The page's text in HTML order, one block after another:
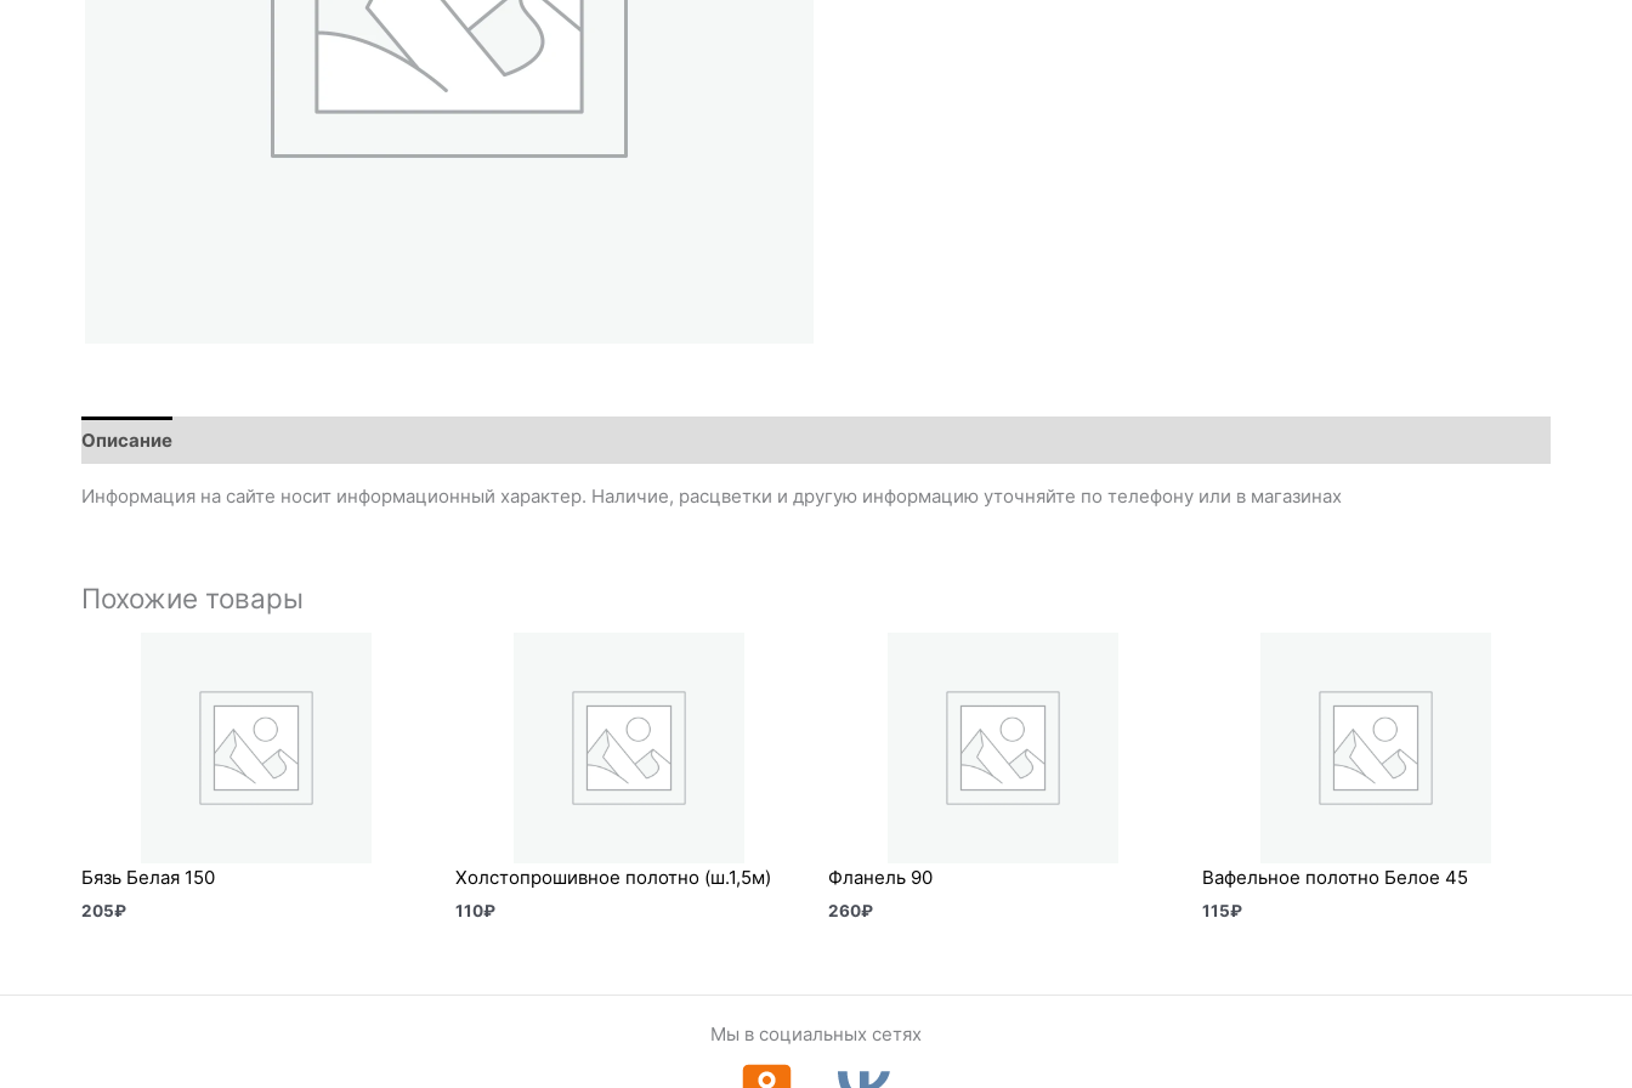
Описание
Информация на сайте носит информационный характер. Наличие, расцветки и другую информацию уточняйте по телефону или в магазинах
Похожие товары
Бязь Белая 150
205₽
Холстопрошивное полотно (ш.1,5м)
110₽
Фланель 90
260₽
Вафельное полотно Белое 45
115₽
Мы в социальных сетях